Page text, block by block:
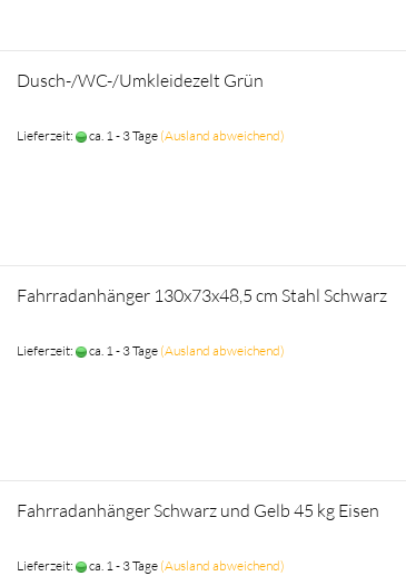
Dusch-/WC-/Umkleidezelt Grün
Lieferzeit: ca. 1 - 3 Tage (Ausland abweichend)
Fahrradanhänger 130x73x48,5 cm Stahl Schwarz
Lieferzeit: ca. 1 - 3 Tage (Ausland abweichend)
Fahrradanhänger Schwarz und Gelb 45 kg Eisen
Lieferzeit: ca. 1 - 3 Tage (Ausland abweichend)